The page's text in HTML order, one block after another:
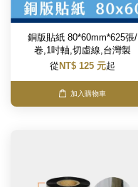
銅版貼紙 80*60mm*625張/
卷,1吋軸,切虛線,台灣製
從 NT$ 125 元起
加入購物車